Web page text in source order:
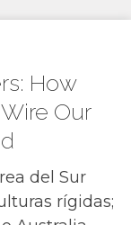
How
Our
del Sur
rígidas;